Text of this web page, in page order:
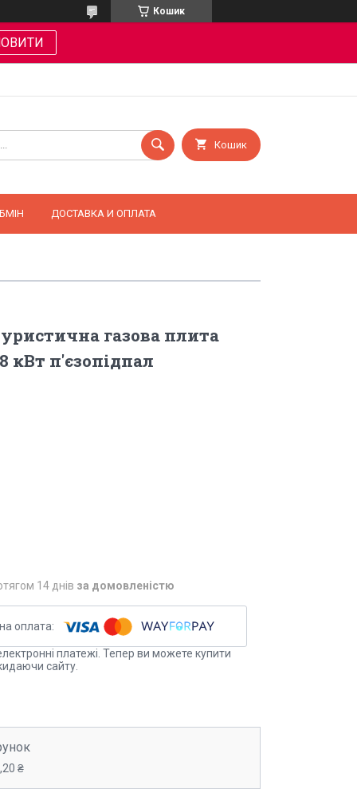
Кошик
Кошик
ДОСТАВКА И ОПЛАТА
газова плита
кВт п'єзопідпал
14 днів за домовленістю
платежі. Тепер ви можете купити
сайту.
₴